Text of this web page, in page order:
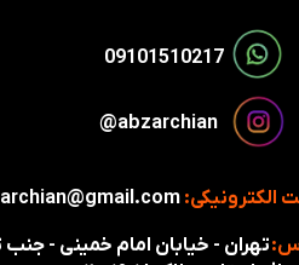
تهران - خیابان امام خمینی -
الکترونیکی:
​​09101510217​​​​​​​
​​​abzarchian@